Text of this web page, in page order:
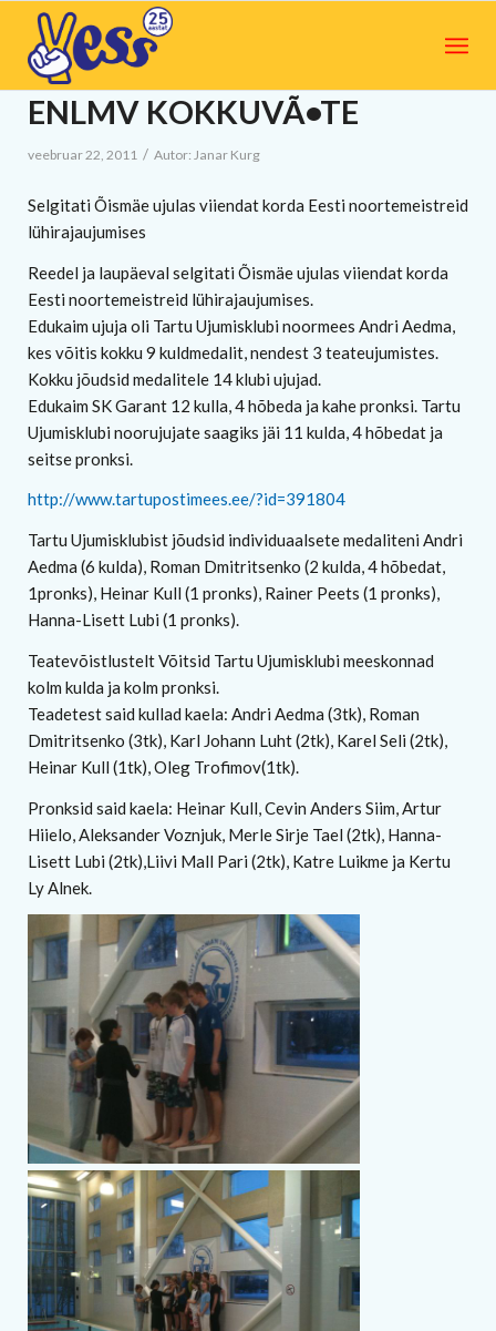
ENLMV KOKKUVÃ•TE
veebruar 22, 2011 / Autor: Janar Kurg
Selgitati Õismäe ujulas viiendat korda Eesti noortemeistreid
lühirajaujumises
Reedel ja laupäeval selgitati Õismäe ujulas viiendat korda
Eesti noortemeistreid lühirajaujumises.
Edukaim ujuja oli Tartu Ujumisklubi noormees Andri Aedma,
kes võitis kokku 9 kuldmedalit, nendest 3 teateujumistes.
Kokku jõudsid medalitele 14 klubi ujujad.
Edukaim SK Garant 12 kulla, 4 hõbeda ja kahe pronksi. Tartu
Ujumisklubi noorujujate saagiks jäi 11 kulda, 4 hõbedat ja
seitse pronksi.
http://www.tartupostimees.ee/?id=391804
Tartu Ujumisklubist jõudsid individuaalsete medaliteni Andri
Aedma (6 kulda), Roman Dmitritsenko (2 kulda, 4 hõbedat,
1pronks), Heinar Kull (1 pronks), Rainer Peets (1 pronks),
Hanna-Lisett Lubi (1 pronks).
Teatevõistlustelt Võitsid Tartu Ujumisklubi meeskonnad
kolm kulda ja kolm pronksi.
Teadetest said kullad kaela: Andri Aedma (3tk), Roman
Dmitritsenko (3tk), Karl Johann Luht (2tk), Karel Seli (2tk),
Heinar Kull (1tk), Oleg Trofimov(1tk).
Pronksid said kaela: Heinar Kull, Cevin Anders Siim, Artur
Hiielo, Aleksander Voznjuk, Merle Sirje Tael (2tk), Hanna-
Lisett Lubi (2tk),Liivi Mall Pari (2tk), Katre Luikme ja Kertu
Ly Alnek.